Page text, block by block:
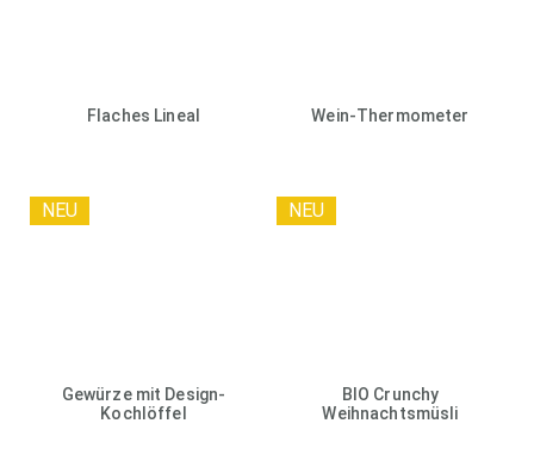
Flaches Lineal Wein-Thermometer
Gewürze mit Design-
Kochlöffel
NEU
BIO Crunchy
Weihnachtsmüsli
NEU